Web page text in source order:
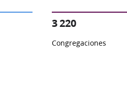
3 220
Congregaciones